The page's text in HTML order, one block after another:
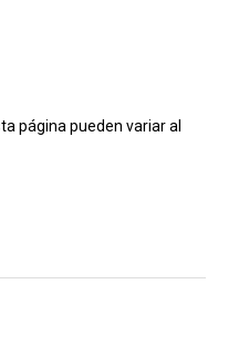
página pueden variar al